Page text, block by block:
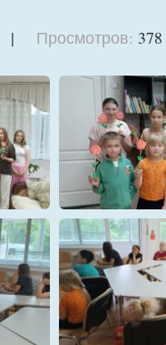
| Просмотров: 378
10